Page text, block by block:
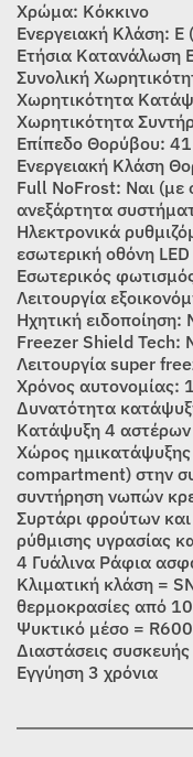
Χρώμα: Κόκκινο
Ενεργειακή Κλάση: E
Ετήσια Κατανάλωση
Συνολική
Χωρητικότητα
Χωρητικότητα
Επίπεδο Θορύβου:
Ενεργειακή Κλάση
Full NoFrost: Ναι (με
ανεξάρτητα
Ηλεκτρονικά
εσωτερική οθόνη LED
Εσωτερικός
Λειτουργία
Ηχητική ειδοποίηση:
Freezer Shield Tech:
Λειτουργία super
Χρόνος αυτονομίας:
Δυνατότητα
Κατάψυξη 4
Χώρος
compartment) στην
συντήρηση νωπών
Συρτάρι φρούτων
ρύθμισης υγρασίας
4 Γυάλινα Ράφια
Κλιματική κλάση =
θερμοκρασίες από
Ψυκτικό μέσο =
Διαστάσεις
Εγγύηση 3 χρόνια